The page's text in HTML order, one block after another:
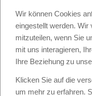
Wir können Cookies
eingestellt werden.
mitzuteilen, wenn Sie
mit uns interagieren,
Ihre Beziehung zu
Klicken Sie auf die
um mehr zu erfahren.